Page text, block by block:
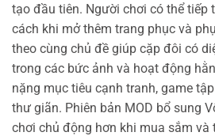
tạo đầu tiên. Người chơi có thể tiếp
cách khi mở thêm trang phục và
theo cùng chủ đề giúp cặp đôi có
trong các bức ảnh và hoạt động
nặng mục tiêu cạnh tranh, game
thư giãn. Phiên bản MOD bổ sung
chơi chủ động hơn khi mua sắm và